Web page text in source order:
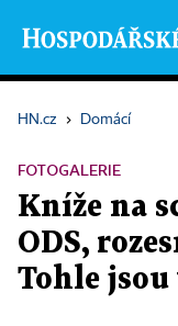
HN.cz › Domácí
FOTOGALERIE
Kníže na
ODS,
Tohle jsou